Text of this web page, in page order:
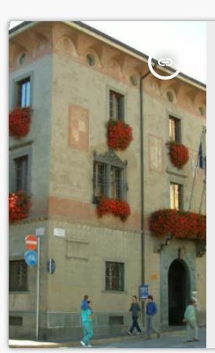
insert_link